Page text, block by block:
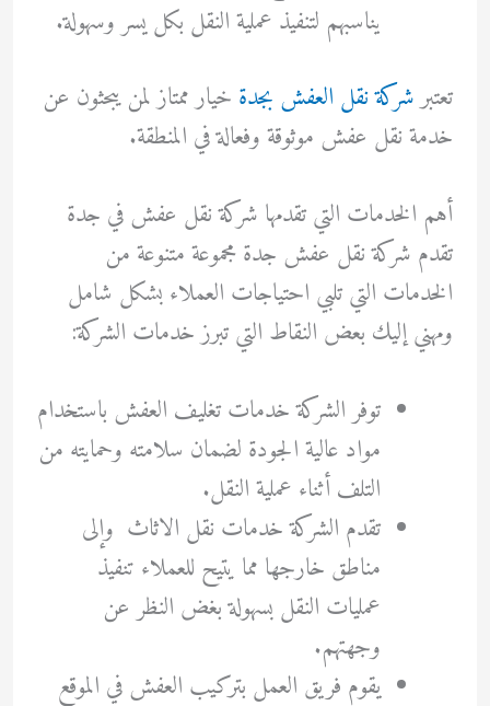
يناسبهم لتنفيذ عملية النقل بكل يسر وسهولة.
تعتبرشركة نقل العفش بجدة خيار ممتاز لمن يبحثون عن
خدمة نقل عفش موثوقة وفعالة في المنطقة.
أهم الخدمات التي تقدمها شركة نقل عفش في جدة
تقدم شركة نقل عفش جدة مجموعة متنوعة من
الخدمات التي تلبي احتياجات العملاء بشكل شامل
ومهني إليك بعض النقاط التي تبرز خدمات الشركة:
توفر الشركة خدمات تغليف العفش باستخدام
مواد عالية الجودة لضمان سلامته وحمايته من
التلف أثناء عملية النقل.
تقدم الشركة خدمات نقل الاثاث وإلى
مناطق خارجها مما يتيح للعملاء تنفيذ
عمليات النقل بسهولة بغض النظر عن
وجهتهم.
يقوم فريق العمل بتركيب العفش في الموقع